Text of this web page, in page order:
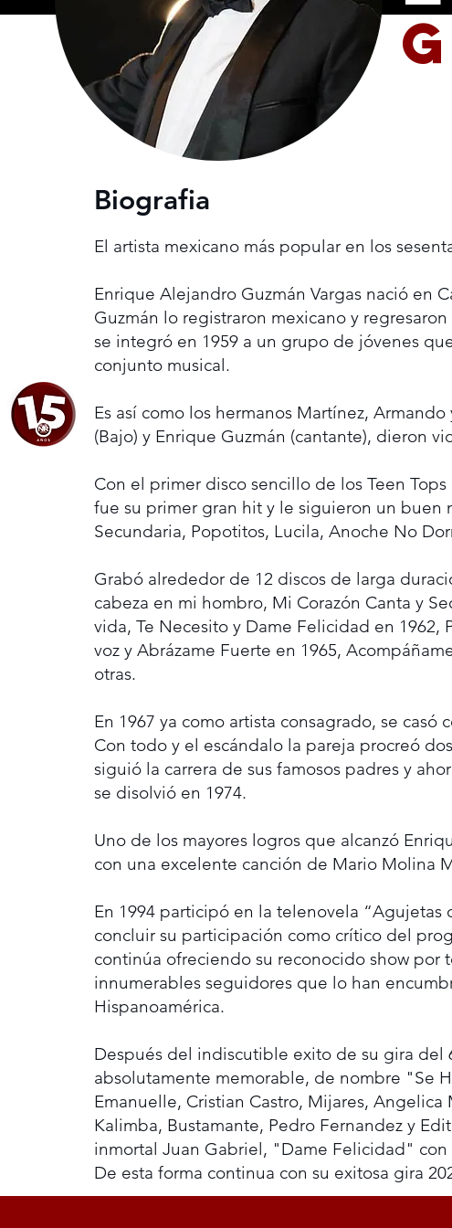
Biografia
El artista mexicano más popular en los
Enrique Alejandro Guzmán Vargas nació en
Guzmán lo registraron mexicano y
se integró en 1959 a un grupo de jóvenes
conjunto musical.
Es así como los hermanos Martínez,
(Bajo) y Enrique Guzmán (cantante), dieron
Con el primer disco sencillo de los Teen
fue su primer gran hit y le siguieron un buen
Secundaria, Popotitos, Lucila, Anoche No
Grabó alrededor de 12 discos de larga
cabeza en mi hombro, Mi Corazón Canta y
vida, Te Necesito y Dame Felicidad en 1962,
voz y Abrázame Fuerte en 1965,
otras.
En 1967 ya como artista consagrado, se
Con todo y el escándalo la pareja procreó
siguió la carrera de sus famosos padres y
se disolvió en 1974.
Uno de los mayores logros que alcanzó
con una excelente canción de Mario Molina
En 1994 participó en la telenovela “Agujetas
concluir su participación como crítico del
continúa ofreciendo su reconocido show
innumerables seguidores que lo han
Hispanoamérica.
Después del indiscutible exito de su gira del
absolutamente memorable, de nombre "Se
Emanuelle, Cristian Castro, Mijares,
Kalimba, Bustamante, Pedro Fernandez y
inmortal Juan Gabriel, "Dame Felicidad"
De esta forma continua con su exitosa gira